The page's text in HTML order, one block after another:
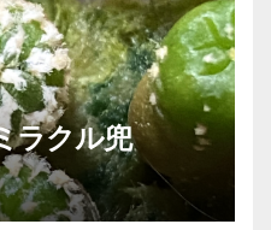
ラクル兜